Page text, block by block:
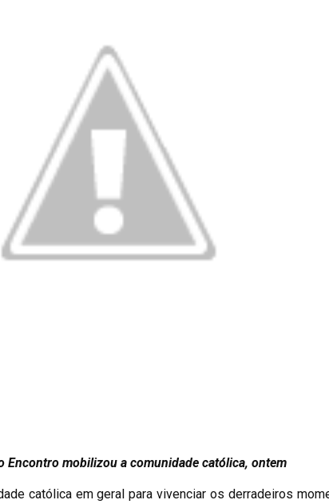
Encontro mobilizou a comunidade católica, ontem
católica em geral para vivenciar os derradeiros